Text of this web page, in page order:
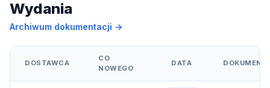
Wydania
Archiwum dokumentacji →
DOSTAWCA
CO
NOWEGO
DATA